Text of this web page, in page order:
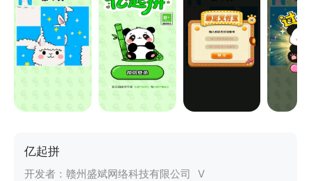
亿起拼
开发者： 赣州盛斌网络科技有限公司
V